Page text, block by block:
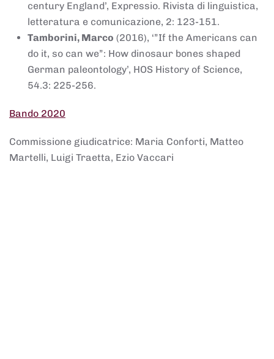
century England’, Expressio. Rivista di linguistica,
letteratura e comunicazione, 2: 123-151.
Tamborini, Marco (2016), ‘”If the Americans can
do it, so can we”: How dinosaur bones shaped
German paleontology’, HOS History of Science,
54.3: 225-256.
Bando 2020
Commissione giudicatrice: Maria Conforti, Matteo
Martelli, Luigi Traetta, Ezio Vaccari